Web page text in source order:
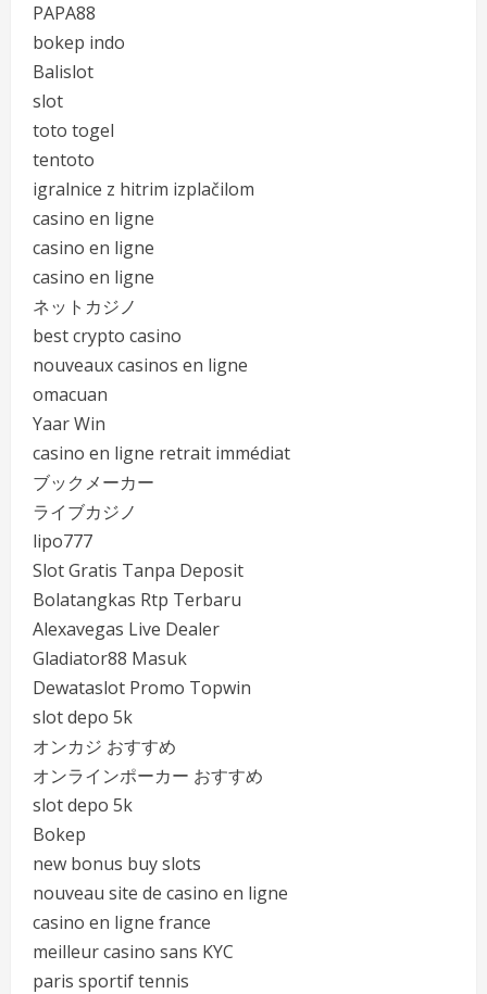
PAPA88
bokep indo
Balislot
slot
toto togel
tentoto
igralnice z hitrim izplačilom
casino en ligne
casino en ligne
casino en ligne
ネットカジノ
best crypto casino
nouveaux casinos en ligne
omacuan
Yaar Win
casino en ligne retrait immédiat
ブックメーカー
ライブカジノ
lipo777
Slot Gratis Tanpa Deposit
Bolatangkas Rtp Terbaru
Alexavegas Live Dealer
Gladiator88 Masuk
Dewataslot Promo Topwin
slot depo 5k
オンカジ おすすめ
オンラインポーカー おすすめ
slot depo 5k
Bokep
new bonus buy slots
nouveau site de casino en ligne
casino en ligne france
meilleur casino sans KYC
paris sportif tennis